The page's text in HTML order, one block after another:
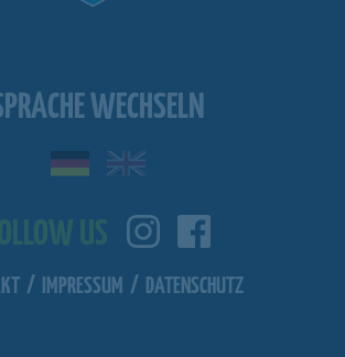
WECHSELN
/ IMPRESSUM / DATENSCHUTZ